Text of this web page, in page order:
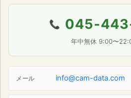
📞 045-
年中無休 9:00〜
メール info@cam-data.com